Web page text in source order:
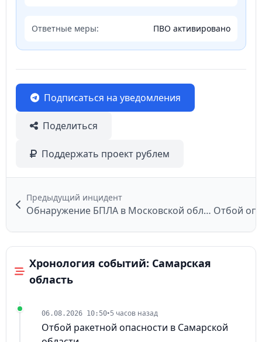
Ответные меры: ПВО активировано
Подписаться на уведомления
Поделиться
Поддержать проект рублем
Предыдущий инцидент
Обнаружение БПЛА в Московской области Отбой
Хронология событий: Самарская
область
06.08.2026 10:50•5 часов назад
Отбой ракетной опасности в Самарской